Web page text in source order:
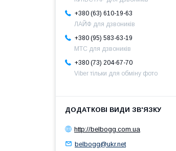
+380 (63) 610-19-63
ЛАЙФ для дзвоників
+380 (95) 583-63-19
МТС для дзвоників
+380 (73) 204-67-70
Viber тільки для обміну фото
http://belbogg.com.ua
belbogg@ukr.net